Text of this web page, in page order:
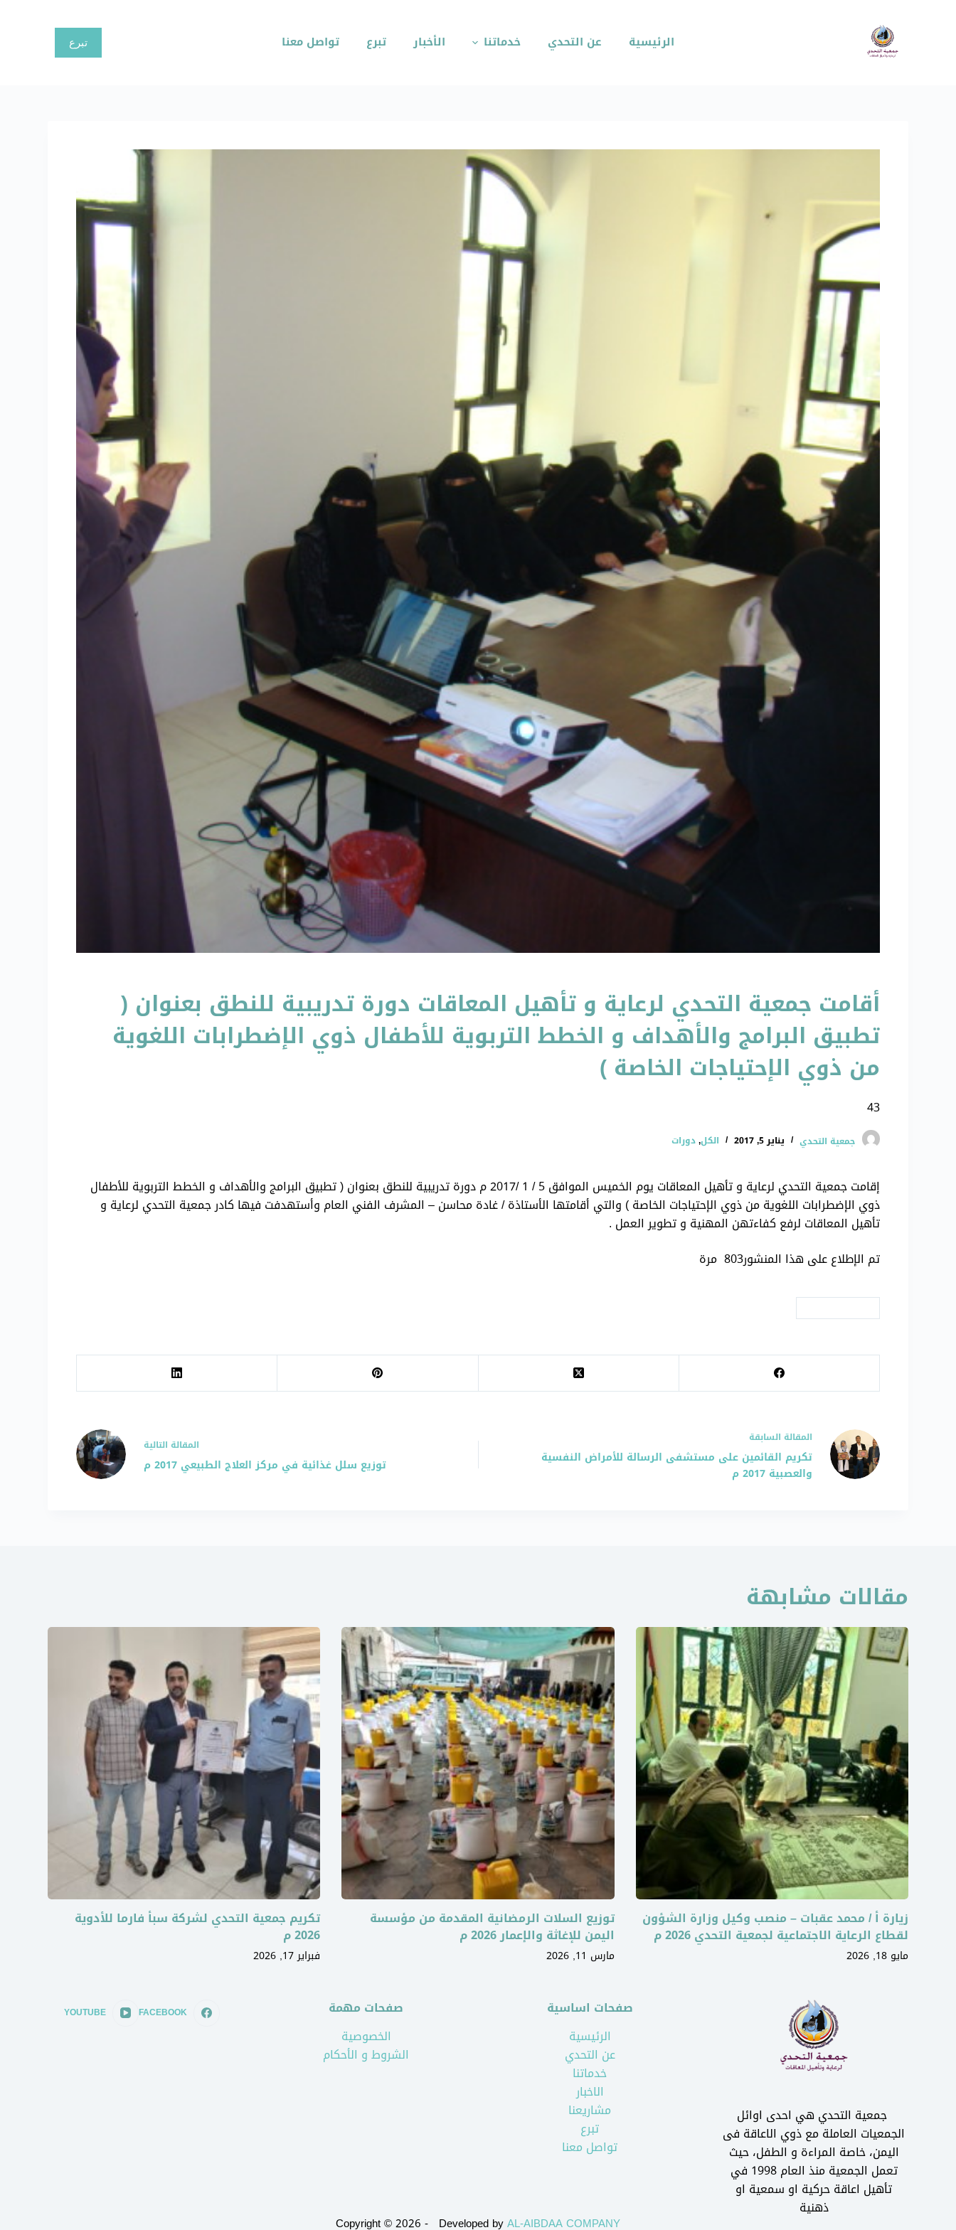
الرئيسية عن التحدي خدماتنا الأخبار تبرع تواصل معنا تبرع
أقامت جمعية التحدي لرعاية و تأهيل المعاقات دورة تدريبية للنطق بعنوان (
تطبيق البرامج والأهداف و الخطط التربوية للأطفال ذوي الإضطرابات اللغوية
من ذوي الإحتياجات الخاصة )
43
جمعية التحدي يناير 5, 2017 الكل,دورات
إقامت جمعية التحدي لرعاية و تأهيل المعاقات يوم الخميس الموافق 5 / 1 /2017 م دورة تدريبية للنطق بعنوان ( تطبيق البرامج والأهداف و الخطط التربوية للأطفال
ذوي الإضطرابات اللغوية من ذوي الإحتياجات الخاصة ) والتي أقامتها الأستاذة / غادة محاسن – المشرف الفني العام وأستهدفت فيها كادر جمعية التحدي لرعاية و
تأهيل المعاقات لرفع كفاءتهن المهنية و تطوير العمل .
تم الإطلاع على هذا المنشور803 مرة
المقالة السابقة
تكريم القائمين على مستشفى الرسالة للأمراض النفسية
والعصبية 2017 م
المقالة التالية
توزيع سلل غذائية في مركز العلاج الطبيعي 2017 م
مقالات مشابهة
زيارة أ / محمد عقبات – منصب وكيل وزارة الشؤون
لقطاع الرعاية الاجتماعية لجمعية التحدي 2026 م
مايو 18, 2026
توزيع السلات الرمضانية المقدمة من مؤسسة
اليمن للإغاثة والإعمار 2026 م
مارس 11, 2026
تكريم جمعية التحدي لشركة سبأ فارما للأدوية
2026 م
فبراير 17, 2026
جمعية التحدي هي احدى اوائل
الجمعيات العاملة مع ذوي الاعاقة فى
اليمن، خاصة المراءة و الطفل، حيث
تعمل الجمعية منذ العام 1998 في
تأهيل اعاقة حركية او سمعية او
ذهنية
صفحات اساسية
الرئيسية
عن التحدي
خدماتنا
الاخبار
مشاريعنا
تبرع
تواصل معنا
صفحات مهمة
الخصوصية
الشروط و الأحكام
FACEBOOK
YOUTUBE
Copyright © 2026 - Developed byAL-AIBDAA COMPANY